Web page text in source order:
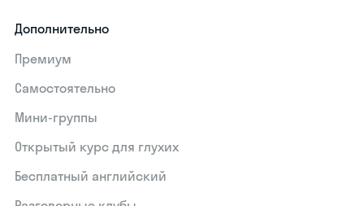
Дополнительно
Премиум
Самостоятельно
Мини-группы
Открытый курс для глухих
Бесплатный английский